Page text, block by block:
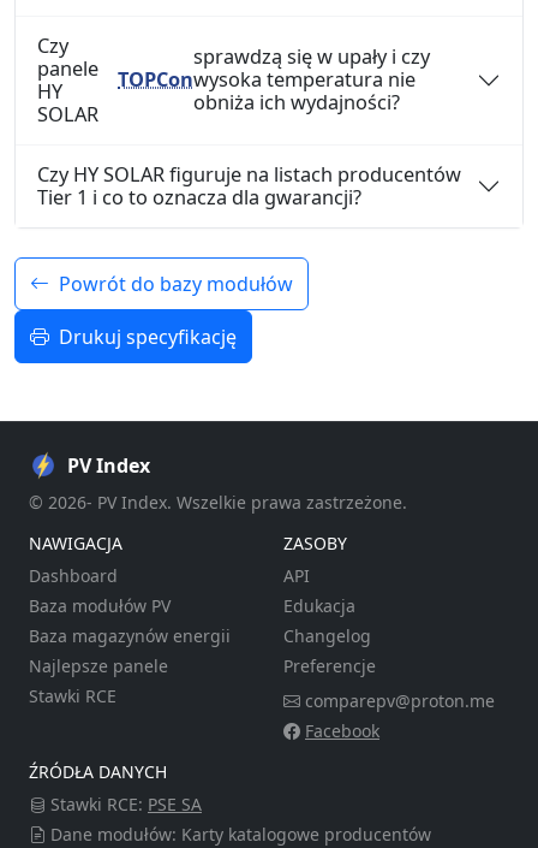
Czy
panele
HY
SOLAR
TOPCon
sprawdzą się w upały i czy
wysoka temperatura nie
obniża ich wydajności?
Czy HY SOLAR figuruje na listach producentów
Tier 1 i co to oznacza dla gwarancji?
Powrót do bazy modułów
Drukuj specyfikację
PV Index
© 2026- PV Index. Wszelkie prawa zastrzeżone.
NAWIGACJA
Dashboard
Baza modułów PV
Baza magazynów energii
Najlepsze panele
Stawki RCE
ZASOBY
API
Edukacja
Changelog
Preferencje
comparepv@proton.me
Facebook
ŹRÓDŁA DANYCH
Stawki RCE: PSE SA
Dane modułów: Karty katalogowe producentów